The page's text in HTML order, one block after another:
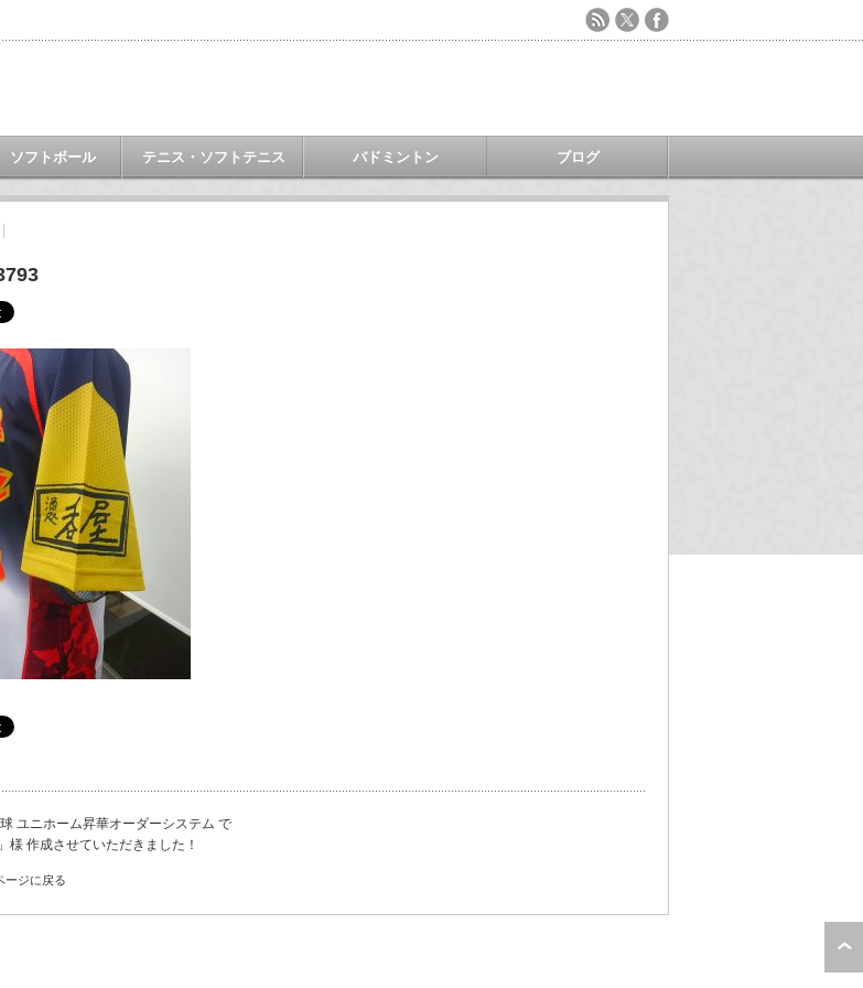
フトボール テニス・ソフトテニス バドミントン ブログ
ユニホーム昇華オーダーシステム で
様 作成させていただきました！
ージに戻る